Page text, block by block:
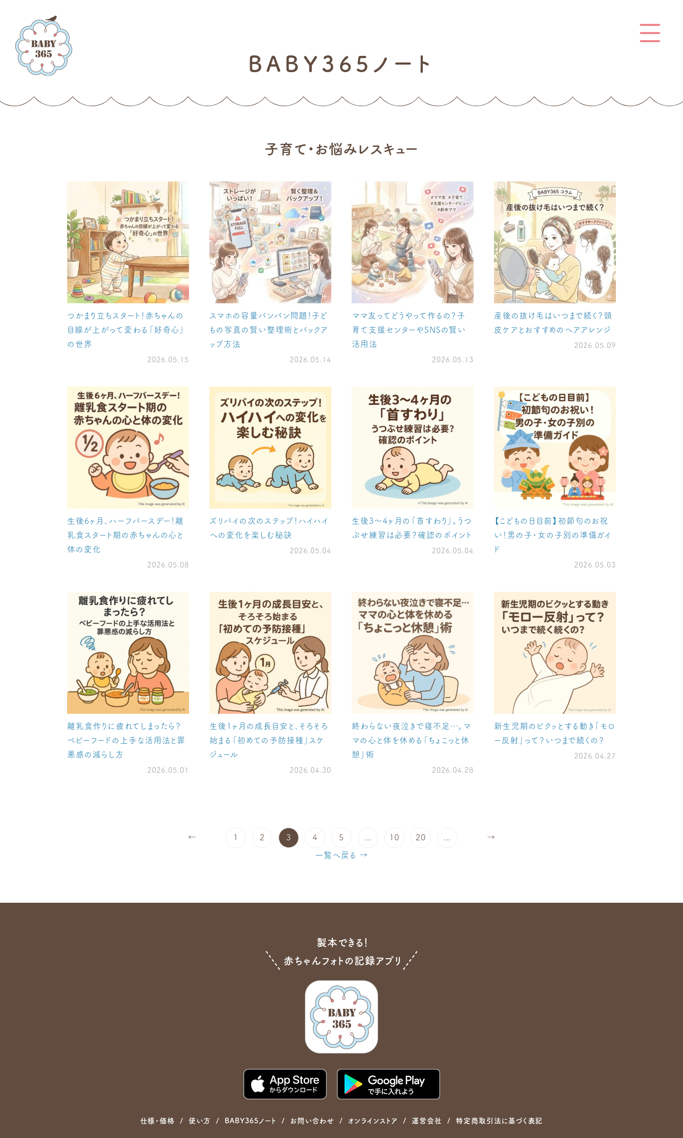
BABY365ノート
子育て・お悩みレスキュー
つかまり立ちスタート！赤ちゃんの
目線が上がって変わる「好奇心」
の世界
2026.05.15
スマホの容量パンパン問題！子ど
もの写真の賢い整理術とバックア
ップ方法
2026.05.14
ママ友ってどうやって作るの？子
育て支援センターやSNSの賢い
活用法
2026.05.13
産後の抜け毛はいつまで続く？頭
皮ケアとおすすめのヘアアレンジ
2026.05.09
生後6ヶ月、ハーフバースデー！離
乳食スタート期の赤ちゃんの心と
体の変化
2026.05.08
ズリバイの次のステップ！ハイハイ
への変化を楽しむ秘訣
2026.05.04
生後3〜4ヶ月の「首すわり」。うつ
ぶせ練習は必要？確認のポイント
2026.05.04
【こどもの日目前】初節句のお祝
い！男の子・女の子別の準備ガイ
ド
2026.05.03
離乳食作りに疲れてしまったら？
ベビーフードの上手な活用法と罪
悪感の減らし方
2026.05.01
生後1ヶ月の成長目安と、そろそろ
始まる「初めての予防接種」スケ
ジュール
2026.04.30
終わらない夜泣きで寝不足…。マ
マの心と体を休める「ちょこっと休
憩」術
2026.04.28
新生児期のビクッとする動き「モロ
ー反射」って？いつまで続くの？
2026.04.27
← 1 2 3 4 5 10 20 →
一覧へ戻る
製本できる！
赤ちゃんフォトの記録アプリ
仕様・価格 使い方 BABY365ノート お問い合わせ オンラインストア 運営会社 特定商取引法に基づく表記